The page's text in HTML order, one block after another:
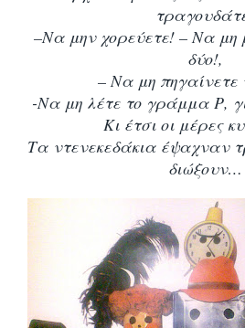
–Να μην χορεύετε! – Να
δύο!,
– Να μη πηγαίνετε
-Να μη λέτε το γράμμα Ρ,
Κι έτσι οι μέρες
Τα ντενεκεδάκια έψαχναν
διώξουν…